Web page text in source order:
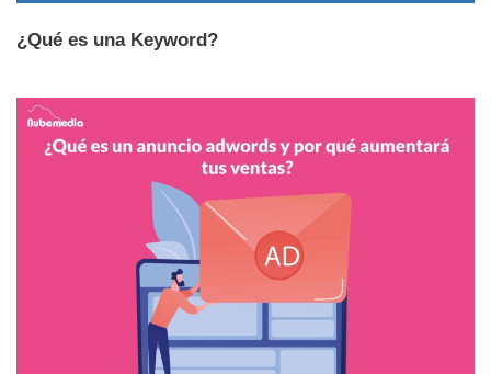
¿Qué es una Keyword?